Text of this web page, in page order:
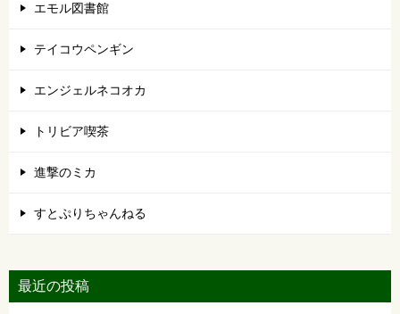
エモル図書館
テイコウペンギン
エンジェルネコオカ
トリビア喫茶
進撃のミカ
すとぷりちゃんねる
最近の投稿